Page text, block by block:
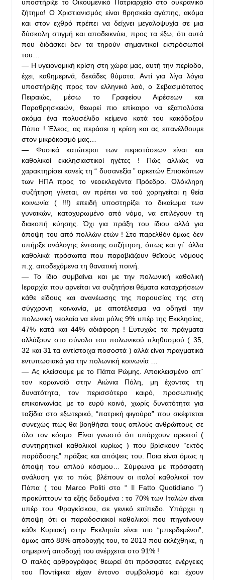
υποστήριξε το Οικουμενικό Πατριαρχείο στο ουκρανικό
ζήτημα! Ο Χριστιανισμός είναι θρησκεία αγάπης, ακόμα
και στον εχθρό πρέπει να δείχνει μεγαλοψυχία σε μια
δύσκολη στιγμή και αποδεικνύει, προς τα έξω, ότι αυτά
που διδάσκει δεν τα τηρούν σημαντικοί εκπρόσωποί
του…
— Η υγειονομική κρίση στη χώρα μας, αυτή την περίοδο,
έχει, καθημερινά, δεκάδες θύματα. Αντί για λίγα λόγια
υποστήριξης προς τον ελληνικό λαό, ο Σεβασμιότατος
Πειραιώς, μέσω το Γραφείου Αιρέσεων και
Παραθρησκειών, θεωρεί πιο επίκαιρο να εξαπολύσει
ακόμα ένα πολυσέλιδο κείμενο κατά του κακόδοξου
Πάπα ! Έλεος, ας περάσει η κρίση και ας επανέλθουμε
στον μικρόκοσμό μας…
— Φυσικά κατώτεροι των περιστάσεων είναι και
καθολικοί εκκλησιαστικοί ηγέτες ! Πώς αλλιώς να
χαρακτηρίσει κανείς τη “ δυσανεξία ” αρκετών Επισκόπων
των ΗΠΑ προς το νεοεκλεγέντα Πρόεδρο. Ολόκληρη
συζήτηση γίνεται, αν πρέπει να τού χορηγείται η θεία
κοινωνία ( !!!) επειδή υποστηρίζει το δικαίωμα των
γυναικών, κατοχυρωμένο από νόμο, να επιλέγουν τη
διακοπή κύησης. Όχι για πράξη του ίδιου αλλά για
άποψη του από πολλών ετών ! Στο παρελθόν όμως δεν
υπήρξε ανάλογης έντασης συζήτηση, όπως και γι` άλλα
καθολικά πρόσωπα που παραβιάζουν θεϊκούς νόμους
π.χ. αποδεχόμενα τη θανατική ποινή.
— Το ίδιο συμβαίνει και με την πολωνική καθολική
Ιεραρχία που αρνείται να συζητήσει θέματα καταχρήσεων
κάθε είδους και ανανέωσης της παρουσίας της στη
σύγχρονη κοινωνία, με αποτέλεσμα να οδηγεί την
πολωνική νεολαία να είναι μόλις 9% υπέρ της Εκκλησίας,
47% κατά και 44% αδιάφορη ! Ευτυχώς τα πράγματα
αλλάζουν στο σύνολο του πολωνικού πληθυσμού ( 35,
32 και 31 τα αντίστοιχα ποσοστά ) αλλά είναι πραγματικά
εντυπωσιακά για την πολωνική κοινωνία …
— Ας κλείσουμε με το Πάπα Ρώμης. Αποκλεισμένο απ`
τον κορωνοϊό στην Αιώνια Πόλη, μη έχοντας τη
δυνατότητα, τον περισσότερο καιρό, προσωπικής
επικοινωνίας με το ευρύ κοινό, χωρίς δυνατότητα για
ταξίδια στο εξωτερικό, “πατρική φιγούρα” που σκέφτεται
συνεχώς πώς θα βοηθήσει τους απλούς ανθρώπους σε
όλο τον κόσμο. Είναι γνωστό ότι υπάρχουν αρκετοί (
συντηρητικοί καθολικοί κυρίως ) που βρίσκουν “εκτός
παράδοσης” πράξεις και απόψεις του. Ποια είναι όμως η
άποψη του απλού κόσμου… Σύμφωνα με πρόσφατη
ανάλυση για το πώς βλέπουν οι ιταλοί καθολικοί τον
Πάπα ( του Marco Politi στο “ Il Fatto Quotidiano ”)
προκύπτουν τα εξής δεδομένα : το 70% των Ιταλών είναι
υπέρ του Φραγκίσκου, σε γενικό επίπεδο. Υπάρχει η
άποψη ότι οι παραδοσιακοί καθολικοί που πηγαίνουν
κάθε Κυριακή στην Εκκλησία είναι πιο “μπερδεμένοι”,
όμως από 88% αποδοχής του, το 2013 που εκλέχθηκε, η
σημερινή αποδοχή του ανέρχεται στο 91% !
Ο ιταλός αρθρογράφος θεωρεί ότι πρόσφατες ενέργειες
του Ποντίφικα είχαν έντονο συμβολισμό και έχουν